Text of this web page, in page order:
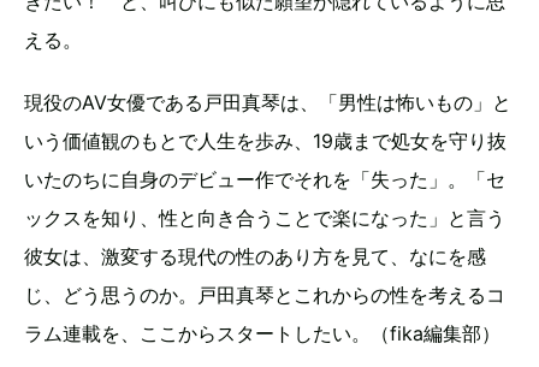
える。
現役のAV女優である戸田真琴は、「男性は怖いもの」と
いう価値観のもとで人生を歩み、19歳まで処女を守り抜
いたのちに自身のデビュー作でそれを「失った」。「セ
ックスを知り、性と向き合うことで楽になった」と言う
彼女は、激変する現代の性のあり方を見て、なにを感
じ、どう思うのか。戸田真琴とこれからの性を考えるコ
ラム連載を、ここからスタートしたい。（fika編集部）